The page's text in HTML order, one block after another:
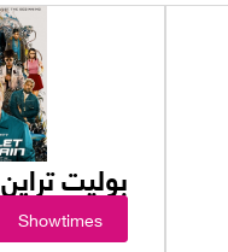
بوليت تراين
Showtimes